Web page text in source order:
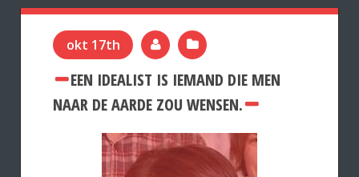
okt 17th
EEN IDEALIST IS IEMAND DIE MEN
NAAR DE AARDE ZOU WENSEN.